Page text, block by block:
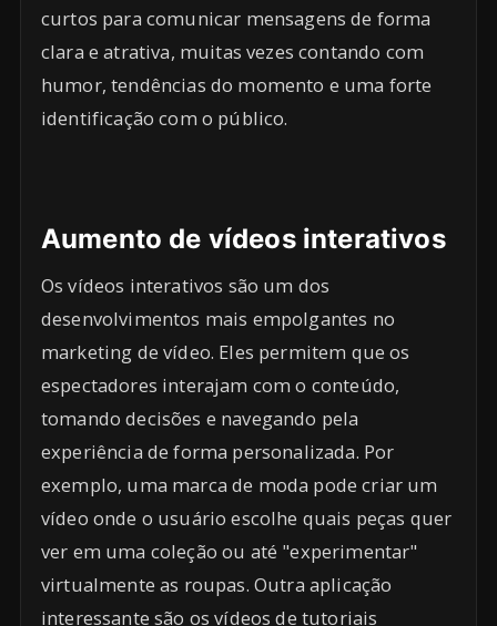
curtos para comunicar mensagens de forma
clara e atrativa, muitas vezes contando com
humor, tendências do momento e uma forte
identificação com o público.
Aumento de vídeos interativos
Os vídeos interativos são um dos
desenvolvimentos mais empolgantes no
marketing de vídeo. Eles permitem que os
espectadores interajam com o conteúdo,
tomando decisões e navegando pela
experiência de forma personalizada. Por
exemplo, uma marca de moda pode criar um
vídeo onde o usuário escolhe quais peças quer
ver em uma coleção ou até "experimentar"
virtualmente as roupas. Outra aplicação
interessante são os vídeos de tutoriais